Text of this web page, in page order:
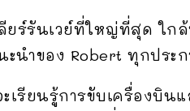
ยร์รันเวย์ที่ใหญ่ที่สุด ใ
นำของ Robert ทุกประ
ะเรียนรู้การขับเครื่องบิ